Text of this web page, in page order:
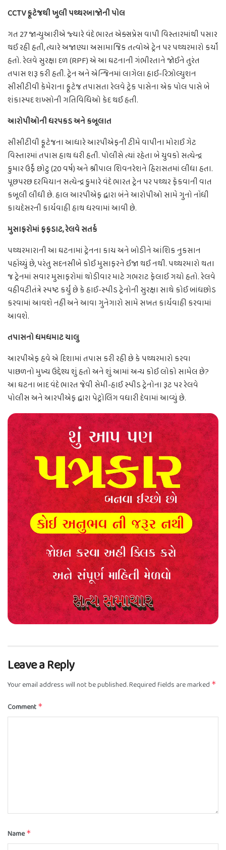
CCTV ફૂટેજથી ખુલી પથ્થરબાજોની પોલ
ગત 27 જાન્યુઆરીએ જ્યારે વંદે ભારત એક્સપ્રેસ વાપી વિસ્તારમાંથી પસાર
થઈ રહી હતી, ત્યારે અજાણ્યા અસામાજિક તત્વોએ ટ્રેન પર પથ્થરમારો કર્યો
હતો. રેલવે સુરક્ષા દળ (RPF) એ આ ઘટનાની ગંભીરતાને જોઈને તુરંત
તપાસ શરૂ કરી હતી. ટ્રેન અને એન્જિનમાં લાગેલા હાઈ-રિઝોલ્યુશન
સીસીટીવી કેમેરાના ફૂટેજ તપાસતા રેલવે ટ્રેક પાસેના એક પોલ પાસે બે
શંકાસ્પદ શખ્સોની ગતિવિધિઓ કેદ થઈ હતી.
આરોપીઓની ધરપકડ અને કબૂલાત
સીસીટીવી ફૂટેજના આધારે આરપીએફની ટીમે વાપીના મોરાઈ ગેટ
વિસ્તારમાં તપાસ હાથ ધરી હતી. પોલીસે ત્યાં રહેતા બે યુવકો સત્યેન્દ્ર
કુમાર ઉર્ફે છોટુ (20 વર્ષ) અને શ્રીપાલ શિવનરેશને હિરાસતમાં લીધા હતા.
પૂછપરછ દરમિયાન સત્યેન્દ્ર કુમારે વંદે ભારત ટ્રેન પર પથ્થર ફેંકવાની વાત
કબૂલી લીધી છે. હાલ આરપીએફ દ્વારા બંને આરોપીઓ સામે ગુનો નોંધી
કાયદેસરની કાર્યવાહી હાથ ધરવામાં આવી છે.
મુસાફરોમાં ફફડાટ, રેલવે સતર્ક
પથ્થરમારાની આ ઘટનામાં ટ્રેનના કાચ અને બોડીને આંશિક નુકસાન
પહોંચ્યું છે, પરંતુ સદનસીબે કોઈ મુસાફરને ઈજા થઈ નથી. પથ્થરમારો થતા
જ ટ્રેનમાં સવાર મુસાફરોમાં થોડીવાર માટે ગભરાટ ફેલાઈ ગયો હતો. રેલવે
વહીવટીતંત્રે સ્પષ્ટ કર્યું છે કે હાઈ-સ્પીડ ટ્રેનોની સુરક્ષા સાથે કોઈ બાંધછોડ
કરવામાં આવશે નહીં અને આવા ગુનેગારો સામે સખત કાર્યવાહી કરવામાં
આવશે.
તપાસનો ધમધમાટ ચાલુ
આરપીએફ હવે એ દિશામાં તપાસ કરી રહી છે કે પથ્થરમારો કરવા
પાછળનો મુખ્ય ઉદ્દેશ્ય શું હતો અને શું આમાં અન્ય કોઈ લોકો સામેલ છે?
આ ઘટના બાદ વંદે ભારત જેવી સેમી-હાઈ સ્પીડ ટ્રેનોના રૂટ પર રેલવે
પોલીસ અને આરપીએફ દ્વારા પેટ્રોલિંગ વધારી દેવામાં આવ્યું છે.
Leave a Reply
Your email address will not be published.Required fields are marked *
Comment *
Name*